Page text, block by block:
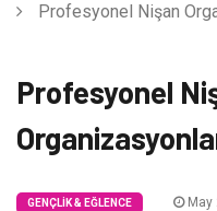
Profesyonel Nişan
Profesyonel
GENÇLIK & EĞLENCE May